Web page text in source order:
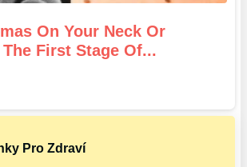
On Your Neck Or
First Stage Of...
Pro Zdraví